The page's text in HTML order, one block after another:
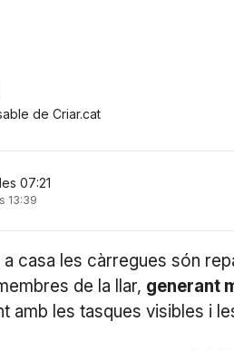
de Criar.cat
07:21
13:39
casa les càrregues són
de la llar, generant
amb les tasques visibles i